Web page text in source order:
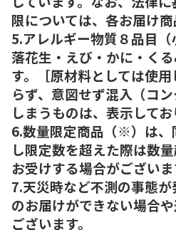
限については、各お届け商
5.アレルギー物質８品目（
落花生・えび・かに・く
す。［原材料としては使
らず、意図せず混入（コ
しまうものは、表示してお
6.数量限定商品（※）は、
し限定数を超えた際は数
お受けする場合がございま
7.天災時など不測の事態
のお届けができない場合
ございます。